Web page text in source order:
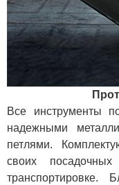
Все инструменты
надежными
петлями.
своих
транспортировке.